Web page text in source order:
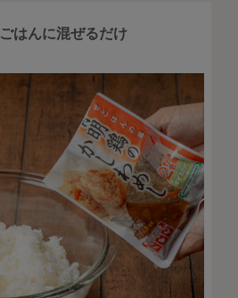
はんに混ぜるだけ